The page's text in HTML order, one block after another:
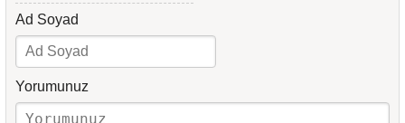
Ad Soyad
Yorumunuz